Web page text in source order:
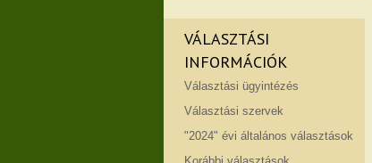
VÁLASZTÁSI
INFORMÁCIÓK
Választási ügyintézés
Választási szervek
"2024" évi általános választások